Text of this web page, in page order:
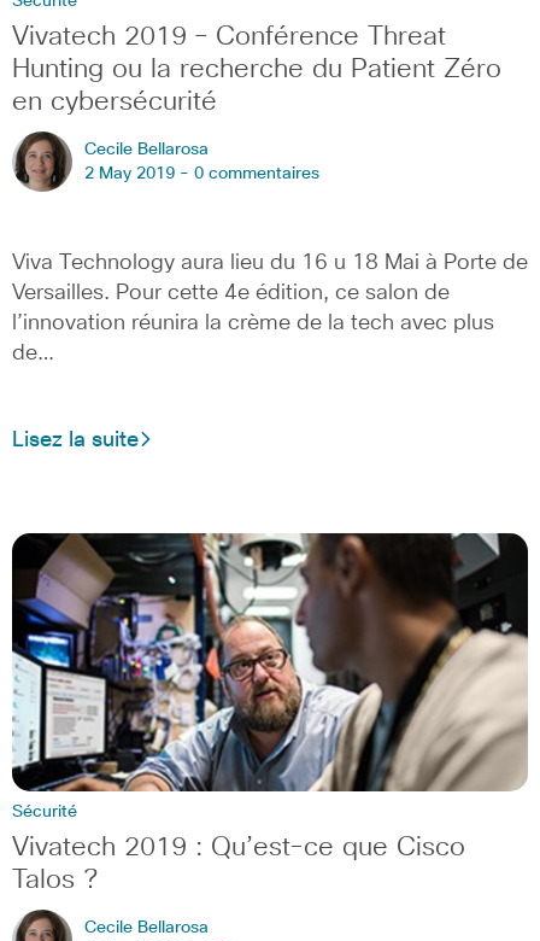
Vivatech 2019 – Conférence Threat
Hunting ou la recherche du Patient Zéro
en cybersécurité
Cecile Bellarosa
2 May 2019 - 0 commentaires
Viva Technology aura lieu du 16 u 18 Mai à Porte de
Versailles. Pour cette 4e édition, ce salon de
l’innovation réunira la crème de la tech avec plus
de…
Lisez la suite
Sécurité
Vivatech 2019 : Qu’est-ce que Cisco
Talos ?
Cecile Bellarosa